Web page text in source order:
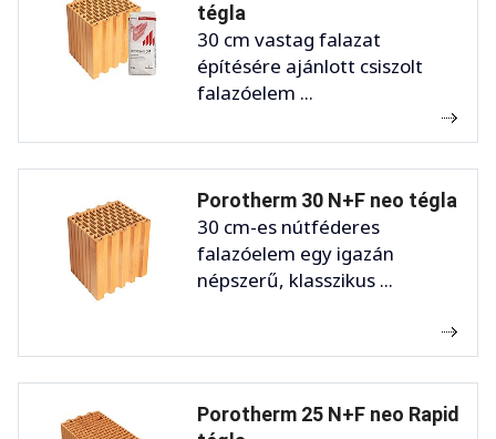
tégla
30 cm vastag falazat
építésére ajánlott csiszolt
falazóelem ...
Porotherm 30 N+F neo tégla
30 cm-es nútféderes
falazóelem egy igazán
népszerű, klasszikus ...
Porotherm 25 N+F neo Rapid